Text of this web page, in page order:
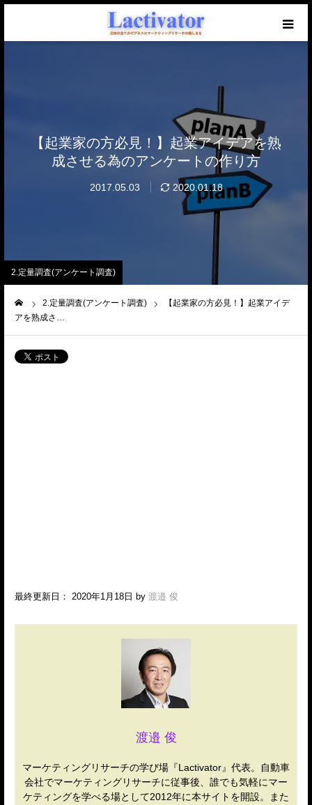
【起業家の方必見！】起業アイデアを熟
成させる為のアンケートの作り方
2017.05.03 2020.01.18
2.定量調査(アンケート調査)
2.定量調査(アンケート調査)
【起業家の方必見！】起業アイデ
アを熟成さ…
最終更新日： 2020年1月18日 by 渡邉 俊
渡邉 俊
マーケティングリサーチの学び場『Lactivator』代表。自動車
会社でマーケティングリサーチに従事後、誰でも気軽にマー
ケティングを学べる場として2012年に本サイトを開設。また
無料メール講座